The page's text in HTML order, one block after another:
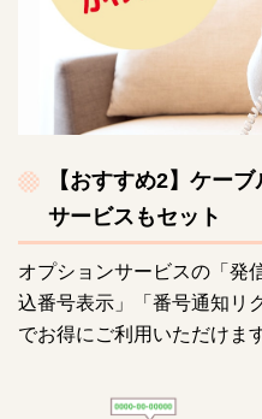
【おすすめ2】ケー
サービスもセット
オプションサービスの「発
込番号表示」「番号通知リ
でお得にご利用いただけます